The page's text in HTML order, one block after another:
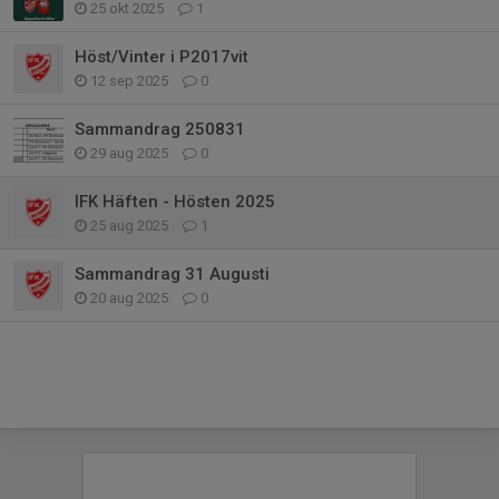
25 okt 2025 1
Höst/Vinter i P2017vit
12 sep 2025 0
Sammandrag 250831
29 aug 2025 0
IFK Häften - Hösten 2025
25 aug 2025 1
Sammandrag 31 Augusti
20 aug 2025 0